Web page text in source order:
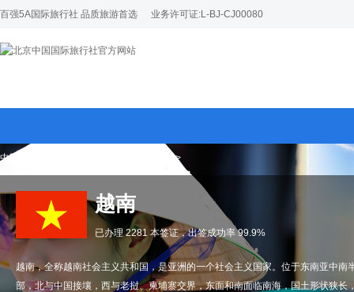
百强5A国际旅行社 品质旅游首选 业务许可证:L-BJ-CJ00080
中国旅行网 >
越南
已办理 2281 本签证，出签成功率 99.9%
越南，全称越南社会主义共和国，是亚洲的一个社会主义国家。位于东南亚中南
部，北与中国接壤，西与老挝、柬埔寨交界，东面和南面临南海，国土形状狭长